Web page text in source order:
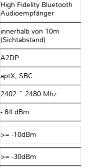
High Fidelity Bluetooth
Audioempfänger
innerhalb von 10m
(Sichtabstand)
A2DP
aptX, SBC
2402 ~ 2480 Mhz
- 84 dBm
>= -10dBm
>= -30dBm